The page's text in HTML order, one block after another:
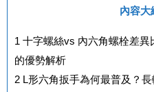
內容大
1 十字螺絲vs 內六角螺栓差異
的優勢解析
2 L形六角扳手為何最普及？